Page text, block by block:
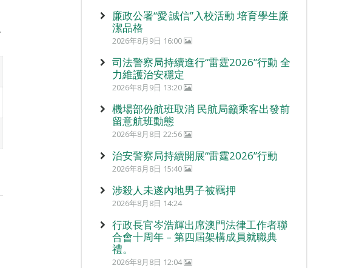
廉政公署“愛‧誠信”入校活動 培育學生廉
潔品格
2026年8月9日 16:00
司法警察局持續進行“雷霆2026”行動 全
力維護治安穩定
2026年8月9日 13:20
機場部份航班取消 民航局籲乘客出發前
留意航班動態
2026年8月8日 22:56
治安警察局持續開展“雷霆2026”行動
2026年8月8日 15:40
涉殺人未遂內地男子被羈押
2026年8月8日 14:24
行政長官岑浩輝出席澳門法律工作者聯
合會十周年 – 第四屆架構成員就職典
禮。
2026年8月8日 12:04